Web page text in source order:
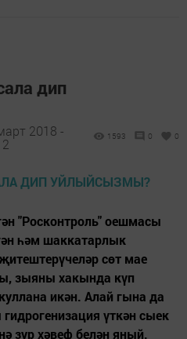
дип
2018 -
1593 0 0
"Росконтроль" оешмасы
һәм шаккатарлык
сөт мае
зыяны хакында күп
икән. Алай гына да
үткән сыек
зур хәвеф белән яный.